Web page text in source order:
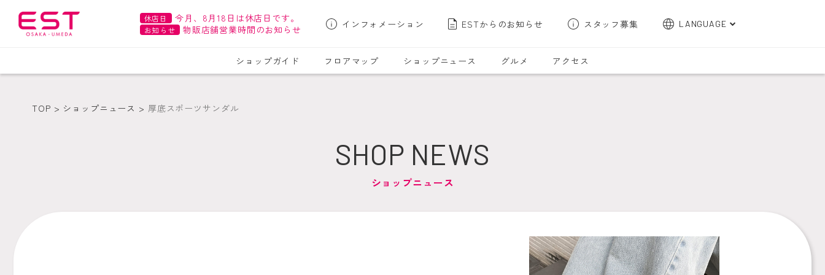
休店日 今月、8月18日は休店日です。
お知らせ 物販店舗営業時間のお知らせ インフォメーション ESTからのお知らせ スタッフ募集 LANGUAGE
한국어
ショップガイド フロアマップ ショップニュース グルメ アクセス
TOP ショップニュース 厚底スポーツサンダル
SHOP NEWS
ショップニュース